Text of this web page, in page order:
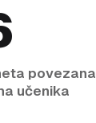
povezana
učenika